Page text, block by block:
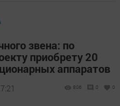
звена: по
приобрету 20
аппаратов
806 0 0